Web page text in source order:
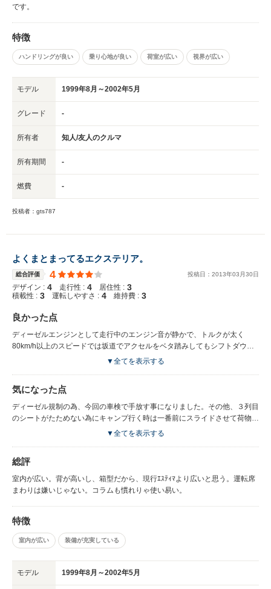
です。
特徴
ハンドリングが良い 乗り心地が良い 荷室が広い 視界が広い
モデル 1999年8月～2002年5月
グレード -
所有者 知人/友人のクルマ
所有期間 -
燃費 -
投稿者：gts787
よくまとまってるエクステリア。
総合評価 4 投稿日： 2013年03 月30日
デザイン : 4 走行性 : 4 居住性 : 3
積載性 : 3 運転しやすさ : 4 維持費 : 3
良かった点
ディーゼルエンジンとして走行中のエンジン音が静かで、トルクが太く
80km/h以上のスピードでは坂道でアクセルをベタ踏みしてもシフトダウン
▼全てを表示する
気になった点
ディーゼル規制の為、今回の車検で手放す事になりました。その他、３列目
のシートがたためない為にキャンプ行く時は一番前にスライドさせて荷物を
積み込みましたが、余り詰めませんでした。
▼全てを表示する
総評
室内が広い。背が高いし、箱型だから、現行ｴｽﾃｨﾏより広いと思う。運転席
まわりは嫌いじゃない。コラムも慣れりゃ使い易い。
特徴
室内が広い 装備が充実している
モデル 1999年8月～2002年5月